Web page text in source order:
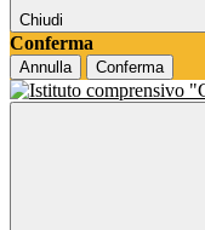
Chiudi
Conferma
Annulla Conferma